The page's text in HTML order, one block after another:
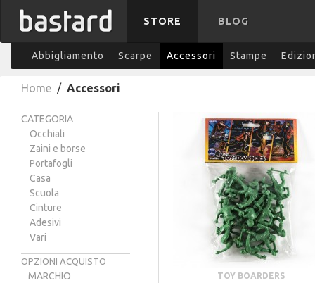
STORE BLOG
Abbigliamento Scarpe Accessori Stampe
Home / Accessori
TOY BOARDERS
CATEGORIA
Occhiali
Zaini e borse
Portafogli
Casa
Scuola
Cinture
Adesivi
Vari
OPZIONI ACQUISTO
MARCHIO